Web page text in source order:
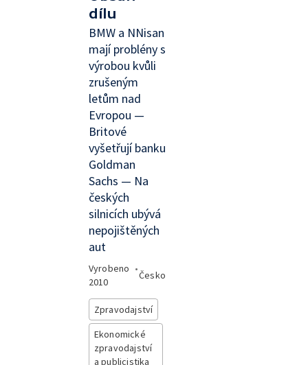
dílu
BMW a NNisan
mají problény s
výrobou kvůli
zrušeným
letům nad
Evropou —
Britové
vyšetřují banku
Goldman
Sachs — Na
českých
silnicích ubývá
nepojištěných
aut
Vyrobeno
2010
•
Česko
Zpravodajství
Ekonomické
zpravodajství
a publicistika